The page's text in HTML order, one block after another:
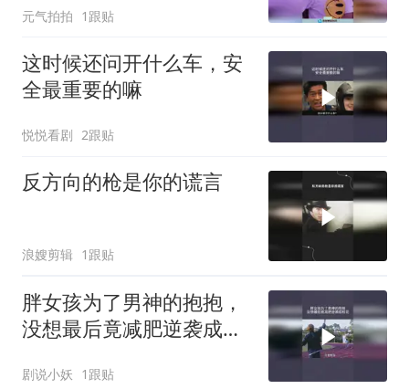
元气拍拍 1跟贴
这时候还问开什么车，安
全最重要的嘛
悦悦看剧 2跟贴
反方向的枪是你的谎言
浪嫂剪辑 1跟贴
胖女孩为了男神的抱抱，
没想最后竟减肥逆袭成校
剧说小妖 1跟贴